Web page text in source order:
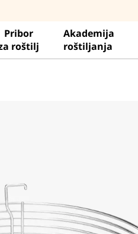
Pribor
roštilj
Akademija
roštiljanja